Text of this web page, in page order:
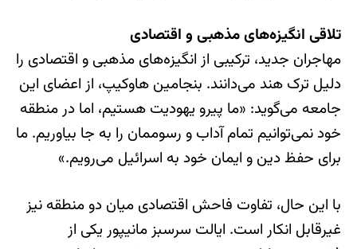
تلاقی انگیزه‌های مذهبی و اقتصادی
مهاجران جدید، ترکیبی از انگیزه‌های مذهبی و اقتصادی را
دلیل ترک هند می‌دانند. بنجامین هاوکیپ، از اعضای این
جامعه می‌گوید: «ما پیرو یهودیت هستیم، اما در منطقه
خود نمی‌توانیم تمام آداب و رسوممان را به جا بیاوریم. ما
برای حفظ دین و ایمان خود به اسرائیل می‌رویم.»
با این حال، تفاوت فاحش اقتصادی میان دو منطقه نیز
غیرقابل انکار است. ایالت سرسبز مانیپور یکی از